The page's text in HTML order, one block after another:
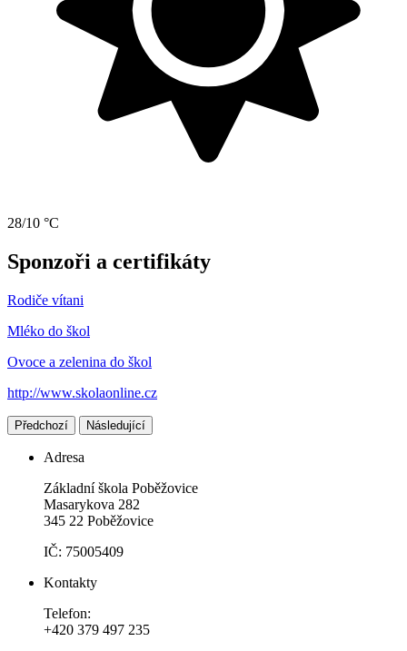
28/10 °C
Sponzoři a certifikáty
Rodiče vítani
Mléko do škol
Ovoce a zelenina do škol
http://www.skolaonline.cz
Předchozí Následující
Adresa
Základní škola Poběžovice
Masarykova 282
345 22 Poběžovice
IČ: 75005409
Kontakty
Telefon:
+420 379 497 235